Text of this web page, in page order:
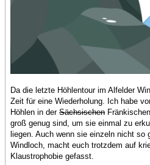
Da die letzte Höhlentour im Alfelder
Zeit für eine Wiederholung. Ich habe
Höhlen in der Sächsischen
groß genug sind, um sie einmal zu
liegen. Auch wenn sie einzeln nicht so
Windloch, macht euch trotzdem auf
Klaustrophobie gefasst.